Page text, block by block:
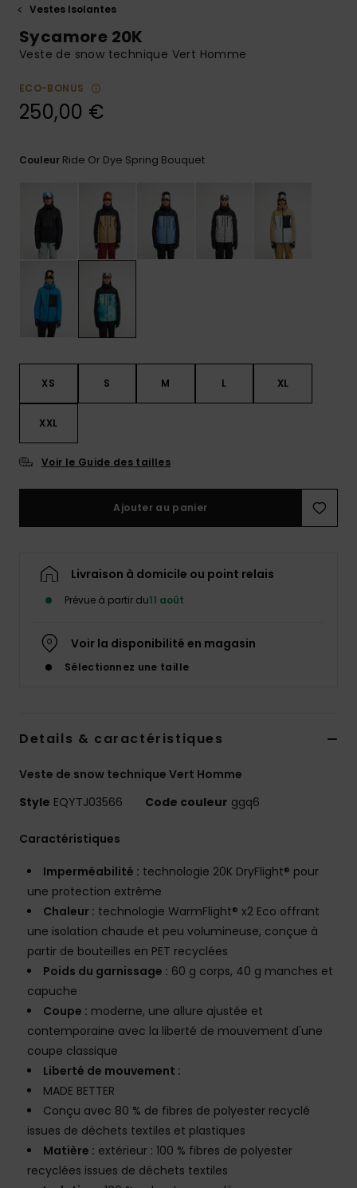
obtenir la
plus rapide
à votre
question.
réponses
questions
les plus
fréquentes
et notre
formulaire
Vestes Isolantes
Sycamore 20K
Veste de snow technique Vert Homme
ECO-BONUS
250,00 €
Couleur Ride Or Dye Spring Bouquet
XS S M L XL
XXL
Voir le Guide des tailles
Ajouter au panier
Livraison à domicile ou point relais
Prévue à partir du11 août
Voir la disponibilité en magasin
Sélectionnez une taille
Details & caractéristiques
Veste de snow technique Vert Homme
Style EQYTJ03566 Code couleur ggq6
Caractéristiques
Imperméabilité : technologie 20K DryFlight® pour
une protection extrême
Chaleur : technologie WarmFlight® x2 Eco offrant
une isolation chaude et peu volumineuse, conçue à
partir de bouteilles en PET recyclées
Poids du garnissage : 60 g corps, 40 g manches et
capuche
Coupe : moderne, une allure ajustée et
contemporaine avec la liberté de mouvement d'une
coupe classique
Liberté de mouvement :
MADE BETTER
Conçu avec 80 % de fibres de polyester recyclé
issues de déchets textiles et plastiques
Matière : extérieur : 100 % fibres de polyester
recyclées issues de déchets textiles